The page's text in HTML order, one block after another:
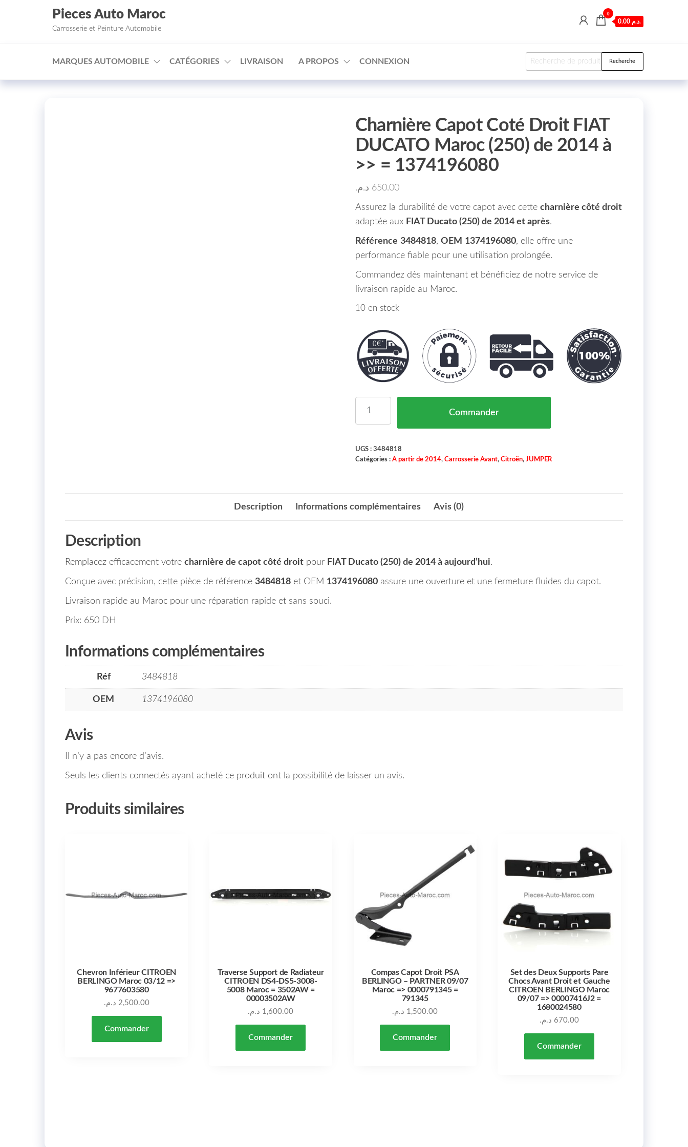
□
Aller au contenu
Pieces Auto Maroc
Carrosserie et Peinture Automobile
0
0.00 د.م.
MARQUES AUTOMOBILE CATÉGORIES LIVRAISON A PROPOS CONNEXION Recherche pour : Recherche
Charnière Capot Coté Droit FIAT
DUCATO Maroc (250) de 2014 à
>> = 1374196080
650.00 د.م.
Assurez la durabilité de votre capot avec cette charnière côté droit
adaptée aux FIAT Ducato (250) de 2014 et après.
Référence 3484818, OEM 1374196080, elle offre une
performance fiable pour une utilisation prolongée.
Commandez dès maintenant et bénéficiez de notre service de
livraison rapide au Maroc.
10 en stock
Commander
UGS : 3484818
Catégories : A partir de 2014, Carrosserie Avant, Citroën, JUMPER
Description Informations complémentaires Avis (0)
Description
Remplacez efficacement votre charnière de capot côté droit pour FIAT Ducato (250) de 2014 à aujourd’hui.
Conçue avec précision, cette pièce de référence 3484818 et OEM 1374196080 assure une ouverture et une fermeture fluides du capot.
Livraison rapide au Maroc pour une réparation rapide et sans souci.
Prix: 650 DH
Informations complémentaires
Réf 3484818
OEM 1374196080
Avis
Il n’y a pas encore d’avis.
Seuls les clients connectés ayant acheté ce produit ont la possibilité de laisser un avis.
Produits similaires
Chevron Inférieur CITROEN
BERLINGO Maroc 03/12 =>
9677603580
2,500.00 د.م.
Commander
Traverse Support de Radiateur
CITROEN DS4-DS5-3008-
5008 Maroc = 3502AW =
00003502AW
1,600.00 د.م.
Commander
Compas Capot Droit PSA
BERLINGO – PARTNER 09/07
Maroc => 0000791345 =
791345
1,500.00 د.م.
Commander
Set des Deux Supports Pare
Chocs Avant Droit et Gauche
CITROEN BERLINGO Maroc
09/07 => 00007416J2 =
1680024580
670.00 د.م.
Commander